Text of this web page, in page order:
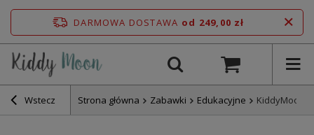
DARMOWA DOSTAWA od 249,00 zł
Wstecz Strona główna Zabawki Edukacyjne KiddyMoon